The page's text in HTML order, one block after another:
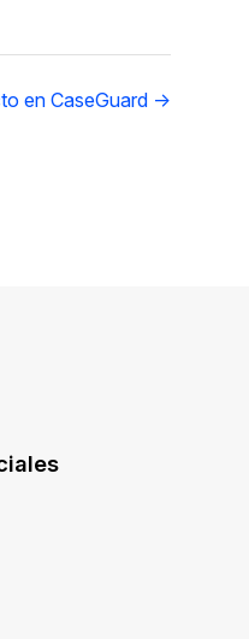
en CaseGuard →